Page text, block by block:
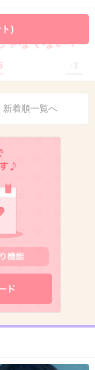
ゃなくない？
)
新着順一覧へ